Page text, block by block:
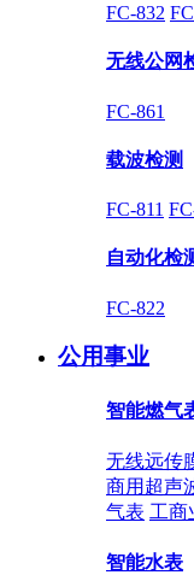
FC-832
无线公网
FC-861
载波检测
FC-811
自动化检
FC-822
公用事业
智能燃气
无线远传
商用超声
气表 工商
智能水表